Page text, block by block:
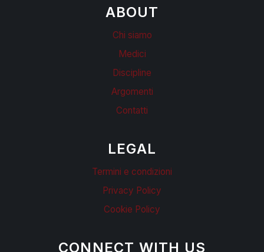
ABOUT
Chi siamo
Medici
Discipline
Argomenti
Contatti
LEGAL
Termini e condizioni
Privacy Policy
Cookie Policy
CONNECT WITH US